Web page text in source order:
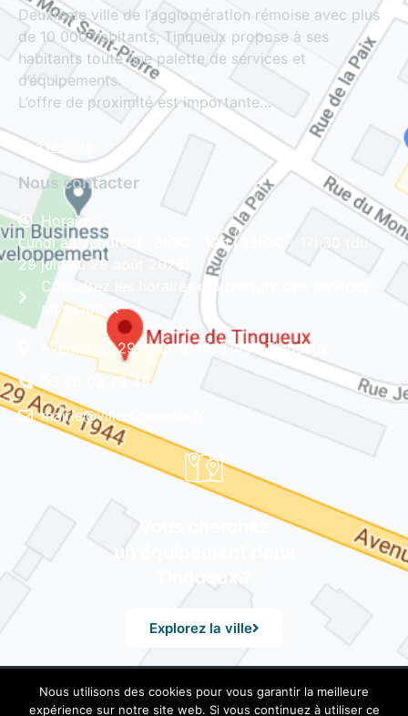
Deuxième ville de l’agglomération rémoise avec plus
de 10 000 habitants, Tinqueux propose à ses
habitants toute une palette de services et
d’équipements.
L’offre de proximité est importante…
Lire la suite
Nous contacter
Horaires
Lundi au vendredi : 8h30 - 12h | 13h30 - 17h30 (du
29 juin au 28 août 2026)
Consultez les horaires d'ouverture des services
municipaux
Avenue du 29 Août 1944, 51430 Tinqueux
03 26 08 23 45
mairie@ville-tinqueux.fr
Vous cherchez
un équipement dans
Tinqueux ?
Explorez la ville
© Mairie de Tinqueux – Avenue du 29 Août 1944, 51430
Nous utilisons des cookies pour vous garantir la meilleure
expérience sur notre site web. Si vous continuez à utiliser ce